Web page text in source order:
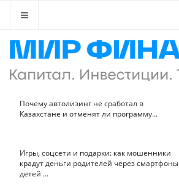
Почему автолизинг не сработал в
Казахстане и отменят ли программу...
Игры, соцсети и подарки: как мошенники
крадут деньги родителей через смартфоны
детей ...